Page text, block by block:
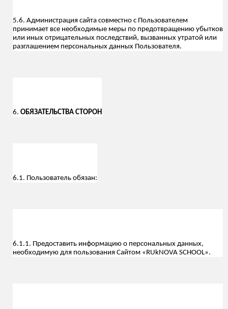
5.6. Администрация сайта совместно с Пользователем
принимает все необходимые меры по предотвращению убытков
или иных отрицательных последствий, вызванных утратой или
разглашением персональных данных Пользователя.
6. ОБЯЗАТЕЛЬСТВА СТОРОН
6.1. Пользователь обязан:
6.1.1. Предоставить информацию о персональных данных,
необходимую для пользования Сайтом «RUkNOVA SCHOOL».